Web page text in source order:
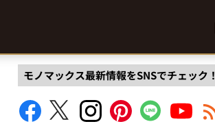
モノマックス最新情報をSNSでチェック！